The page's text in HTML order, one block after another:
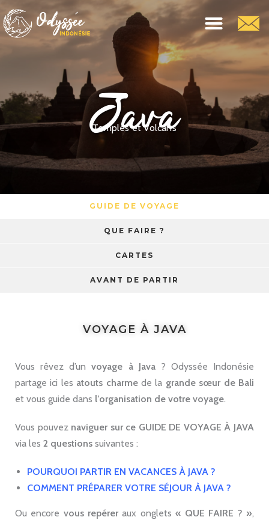
Java
Temples et Volcans
GUIDE DE VOYAGE
QUE FAIRE ?
CARTES
AVANT DE PARTIR
VOYAGE À JAVA
Vous rêvez d’unvoyage à Java? Odyssée Indonésie
partage ici les atouts charmede la grande sœur de Bali
et vous guide dans l’organisation de votre voyage.
Vous pouveznaviguer sur ce GUIDE DE VOYAGEÀ JAVA
via les 2 questions suivantes :
POURQUOI PARTIR EN VACANCES À JAVA ?
COMMENT PRÉPARER VOTRE SÉJOUR À JAVA ?
Ou encore vous repéreraux onglets « QUE FAIRE ? »,